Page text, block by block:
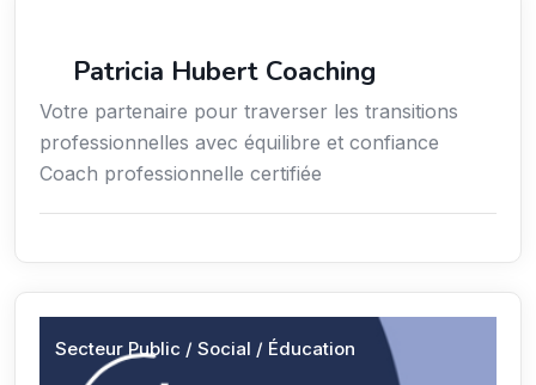
Patricia Hubert Coaching
Votre partenaire pour traverser les transitions
professionnelles avec équilibre et confiance
Coach professionnelle certifiée
Secteur Public / Social / Éducation